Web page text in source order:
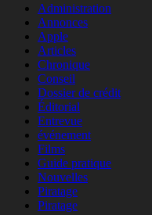
Administration
Annonces
Apple
Articles
Chronique
Conseil
Dossier de crédit
Éditorial
Entrevue
événement
Films
Guide pratique
Nouvelles
Piratage
Piratage